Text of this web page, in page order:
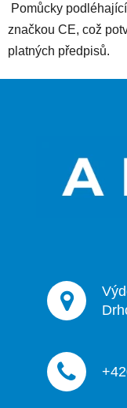
Pomůcky
značkou CE, což
platných předpisů.